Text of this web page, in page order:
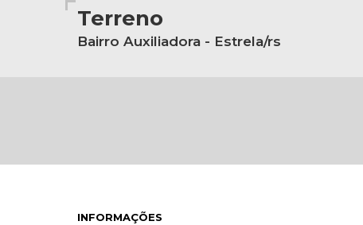
Terreno
Bairro Auxiliadora - Estrela/rs
INFORMAÇÕES